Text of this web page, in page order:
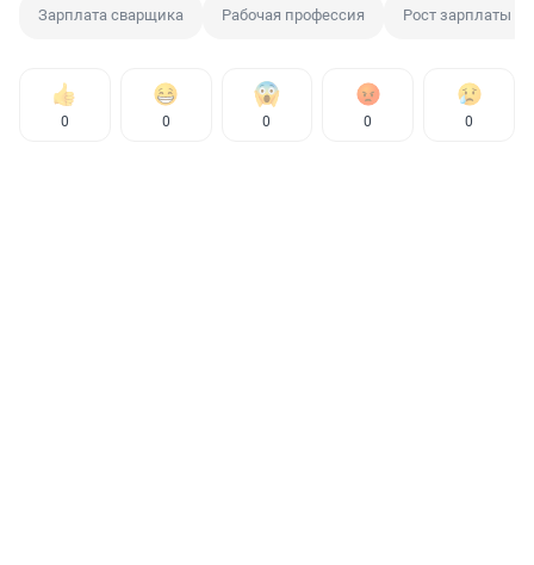
Зарплата сварщика Рабочая профессия Рост зарплаты
0 0 0 0 0